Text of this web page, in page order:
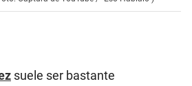
suele ser bastante